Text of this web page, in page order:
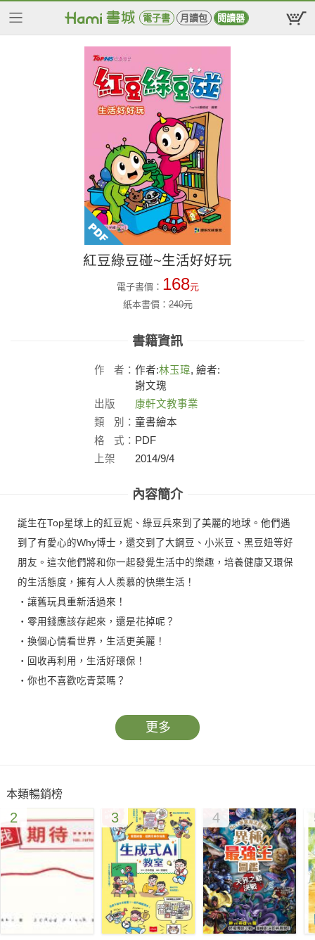
電子書 月讀包 閱讀器
紅豆綠豆碰~生活好好玩
電子書價： 168元
紙本書價：240元
書籍資訊
作 者： 作者:林玉瑋, 繪者:
謝文瑰
出版
社：
康軒文教事業
類
別： 童書繪本
格
式： PDF
上架
2014/9/4
內容簡介
誕生在Top星球上的紅豆妮、綠豆兵來到了美麗的地球。他們遇
到了有愛心的Why博士，還交到了大鋼豆、小米豆、黑豆妞等好
朋友。這次他們將和你一起發覺生活中的樂趣，培養健康又環保
的生活態度，擁有人人羨慕的快樂生活！
‧讓舊玩具重新活過來！
‧零用錢應該存起來，還是花掉呢？
‧換個心情看世界，生活更美麗！
‧回收再利用，生活好環保！
‧你也不喜歡吃青菜嗎？
你也有這些煩惱和疑問嗎？快來看看紅豆妮、綠豆兵有什麼妙點
本書特色
1.趣味漫畫好閱讀：全彩的原創短篇漫畫，大開本的設計，最適
合國小低中年級學生閱讀。
2.生活故事學成長：主角紅豆妮與綠豆兵引導小朋友學習身體保
健、生活常規、課業學習、手足與同儕相處等，培養良好的品
目次︰
更多
本類暢銷榜
2 3 4